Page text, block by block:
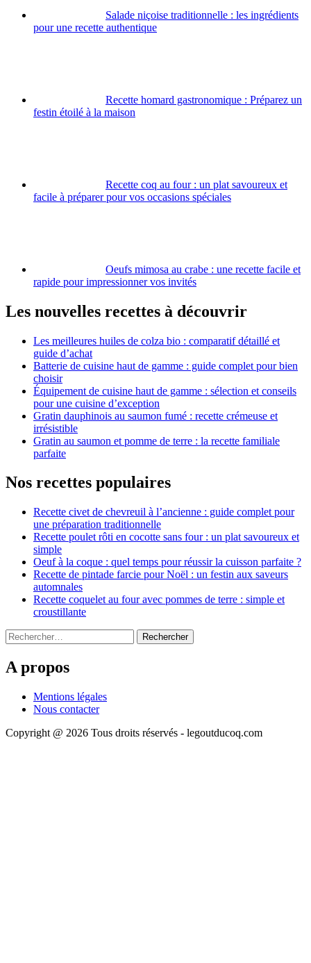
Salade niçoise traditionnelle : les ingrédients
pour une recette authentique
Recette homard gastronomique : Préparez un
festin étoilé à la maison
Recette coq au four : un plat savoureux et
facile à préparer pour vos occasions spéciales
Oeufs mimosa au crabe : une recette facile et
rapide pour impressionner vos invités
Les nouvelles recettes à découvrir
Les meilleures huiles de colza bio : comparatif détaillé et
guide d’achat
Batterie de cuisine haut de gamme : guide complet pour bien
choisir
Équipement de cuisine haut de gamme : sélection et conseils
pour une cuisine d’exception
Gratin dauphinois au saumon fumé : recette crémeuse et
irrésistible
Gratin au saumon et pomme de terre : la recette familiale
parfaite
Nos recettes populaires
Recette civet de chevreuil à l’ancienne : guide complet pour
une préparation traditionnelle
Recette poulet rôti en cocotte sans four : un plat savoureux et
simple
Oeuf à la coque : quel temps pour réussir la cuisson parfaite ?
Recette de pintade farcie pour Noël : un festin aux saveurs
automnales
Recette coquelet au four avec pommes de terre : simple et
croustillante
Rechercher :
A propos
Mentions légales
Nous contacter
Copyright @ 2026 Tous droits réservés - legoutducoq.com